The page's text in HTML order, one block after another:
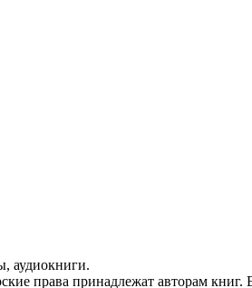
аудиокниги.
права принадлежат авторам